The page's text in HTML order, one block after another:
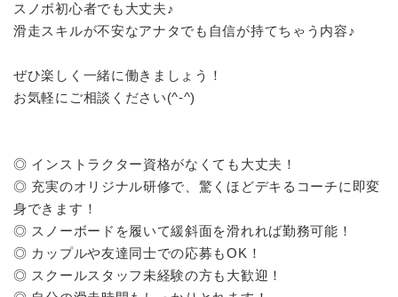
スノボ初心者でも大丈夫♪
滑走スキルが不安なアナタでも自信が持てちゃう内容♪
ぜひ楽しく一緒に働きましょう！
お気軽にご相談ください(^-^)
◎ インストラクター資格がなくても大丈夫！
◎ 充実のオリジナル研修で、驚くほどデキるコーチに即変
身できます！
◎ スノーボードを履いて緩斜面を滑れれば勤務可能！
◎ カップルや友達同士での応募もOK！
◎ スクールスタッフ未経験の方も大歓迎！